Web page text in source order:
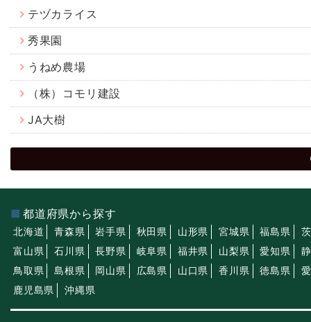
テヅカライス
秀果園
うねめ農場
（株）コモリ建設
JA大樹
都道府県から探す
北海道 青森県 岩手県 秋田県 山形県 宮城県 福島県
富山県
石川県 長野県 岐阜県 福井県 山梨県 愛知県
鳥取県
島根県 岡山県 広島県 山口県 香川県 徳島県
鹿児島県
沖縄県